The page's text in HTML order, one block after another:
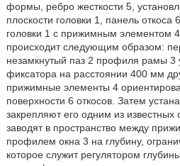
формы, ребро жесткости 5,
плоскости головки 1, панель
головки 1 с прижимным элементом
происходит следующим образом:
незамкнутый паз 2 профиля рамы 3
фиксатора на расстоянии 400 мм
прижимные элементы 4
поверхности 6 откосов. Затем
закрепляют его одним из известных
заводят в пространство между
профилем окна 3 на глубину,
которое служит регулятором